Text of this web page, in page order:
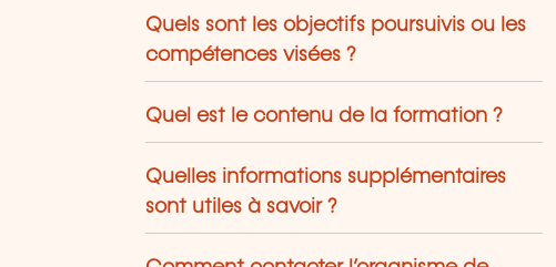
Quels sont les objectifs poursuivis ou les
compétences visées ?
Quel est le contenu de la formation ?
Quelles informations supplémentaires
sont utiles à savoir ?